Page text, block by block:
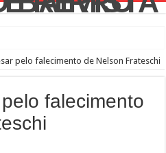
nos 645 municípios de SP
abrem inscrições para maior trilha de
durante o mês de agosto
da Distrital Oeste da ACSP
pelo falecimento de Nelson Frateschi
falecimento